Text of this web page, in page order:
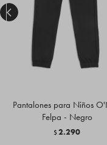
Pantalones para Niños
Felpa - Negro
$2.290
